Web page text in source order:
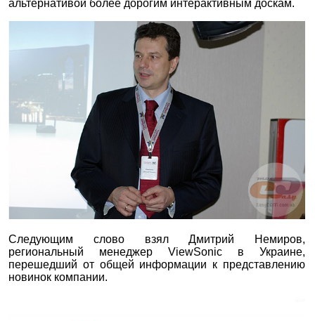
альтернативой более дорогим интерактивным доскам.
Следующим слово взял Дмитрий Немиров,
региональный менеджер ViewSonic в Украине,
перешедший от общей информации к представлению
новинок компании.